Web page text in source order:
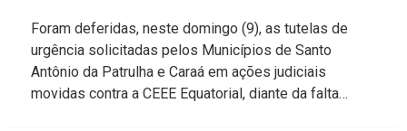
Foram deferidas, neste domingo (9), as tutelas de
urgência solicitadas pelos Municípios de Santo
Antônio da Patrulha e Caraá em ações judiciais
movidas contra a CEEE Equatorial, diante da falta…